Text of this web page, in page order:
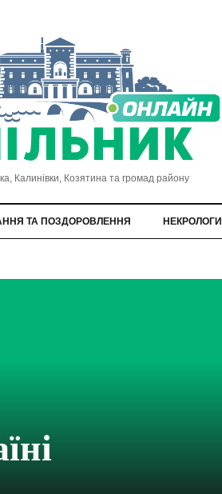
Калинівки, Козятина та громад району
ТА ПОЗДОРОВЛЕННЯ НЕКРОЛОГИ